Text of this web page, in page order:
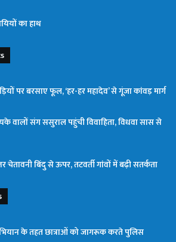
का हाथ
पर बरसाए फूल, ‘हर-हर महादेव’ से गूंजा कांवड़ मार्ग
वालों संग ससुराल पहुंची विवाहिता, विधवा सास से
बिंदु से ऊपर, तटवर्ती गांवों में बढ़ी सतर्कता
के तहत छात्राओं को जागरूक करते पुलिस